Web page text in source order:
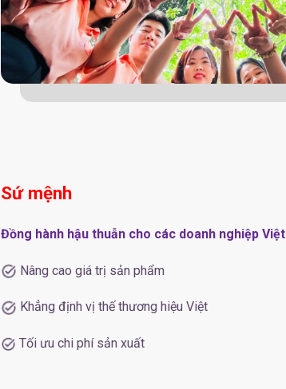
Sứ mệnh
Đồng hành hậu thuẫn cho các doanh nghiệp Việt
Nâng cao giá trị sản phẩm
Khẳng định vị thế thương hiệu Việt
Tối ưu chi phí sản xuất